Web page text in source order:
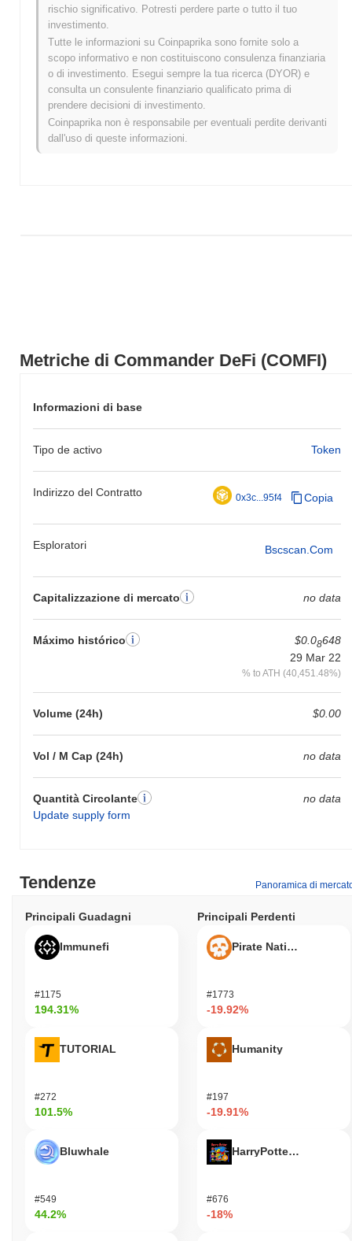
Metriche di Commander DeFi (COMFI)
Informazioni di base
Tipo de activo Token
Indirizzo del Contratto 0x3c...95f4 Copia
Esploratori Bscscan.com
Capitalizzazione di mercato no data
Máximo histórico $0.08648
29 Mar 22
% to ATH (40,451.48%)
Volume (24h) $0.00
Vol / M Cap (24h) no data
Quantità Circolante
Update supply form
no data
Massimo Storico (ATH): $0.0 648
Minimo Storico (ATL):
Commander DeFi è attualmente scambiato~99.75%al di sotto
del suo ATH .
Come si sta comportando Commander DeFi
rispetto al mercato crypto più ampio?
Negli ultimi 7 giorni, Commander DeFi ha guadagnato
rischio significativo. Potresti perdere parte o tutto il tuo
investimento.
Tutte le informazioni su Coinpaprika sono fornite solo a
scopo informativo e non costituiscono consulenza finanziaria
o di investimento. Esegui sempre la tua ricerca (DYOR) e
consulta un consulente finanziario qualificato prima di
prendere decisioni di investimento.
Coinpaprika non è responsabile per eventuali perdite derivanti
dall'uso di queste informazioni.
Tendenze Panoramica di
Principali Guadagni
Immunefi
#1175
194.31%
TUTORIAL
#272
101.5%
Bluwhale
#549
44.2%
Principali Perdenti
Pirate Nation Token
#1773
-19.92%
Humanity
#197
-19.91%
#676
-18%